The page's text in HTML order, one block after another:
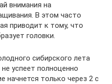
внимания на
В этом часто
приводит к тому, что
головки.
сибирского лета
успеет полноценно
начнется только через 2 с